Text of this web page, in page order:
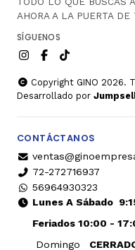
AHORA A LA PUERTA DE
SÍGUENOS
Copyright GINO 2026.
Desarrollado por
CONTÁCTANOS
72-272716937
56964930323
Lunes A Sábado
Feriados 10:00 -
Domingo